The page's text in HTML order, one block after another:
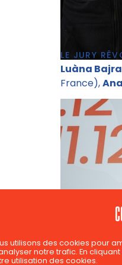
utilisons des cookies pour
notre trafic. En
utilisation des cookies.
LE JURY
Luàna
France),